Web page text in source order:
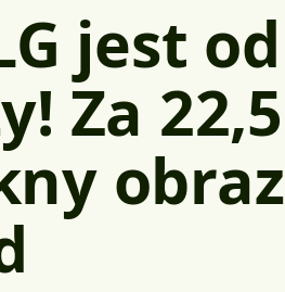
jest od
Za 22,5
obraz